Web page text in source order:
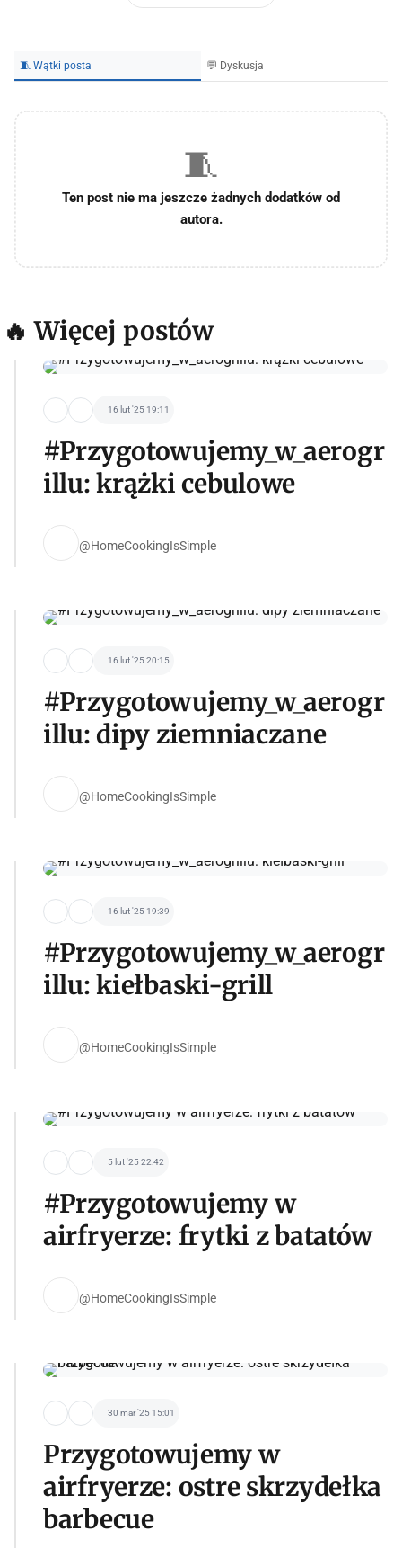
🧵 Wątki posta 💬 Dyskusja
🧵
Ten post nie ma jeszcze żadnych dodatków od
autora.
🔥 Więcej postów
16 lut '25 19:11
#Przygotowujemy_w_aerogr
illu: krążki cebulowe
@HomeCookingIsSimple
16 lut '25 20:15
#Przygotowujemy_w_aerogr
illu: dipy ziemniaczane
@HomeCookingIsSimple
16 lut '25 19:39
#Przygotowujemy_w_aerogr
illu: kiełbaski-grill
@HomeCookingIsSimple
5 lut '25 22:42
#Przygotowujemy w
airfryerze: frytki z batatów
@HomeCookingIsSimple
30 mar '25 15:01
Przygotowujemy w
airfryerze: ostre skrzydełka
barbecue